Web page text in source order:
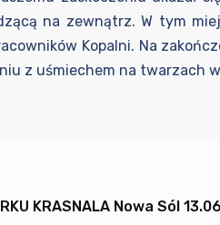
na zewnątrz. W tym
Kopalni. Na
z uśmiechem na twarzach
KRASNALA Nowa Sól